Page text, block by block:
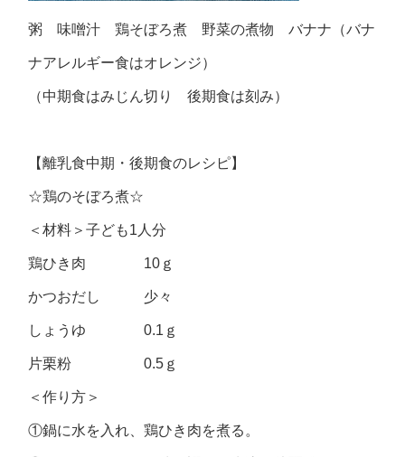
粥 味噌汁 鶏そぼろ煮 野菜の煮物 バナナ（バナ
ナアレルギー食はオレンジ）
（中期食はみじん切り 後期食は刻み）
【離乳食中期・後期食のレシピ】
☆鶏のそぼろ煮☆
＜材料＞子ども1人分
鶏ひき肉 10ｇ
かつおだし 少々
しょうゆ 0.1ｇ
片栗粉 0.5ｇ
＜作り方＞
①鍋に水を入れ、鶏ひき肉を煮る。